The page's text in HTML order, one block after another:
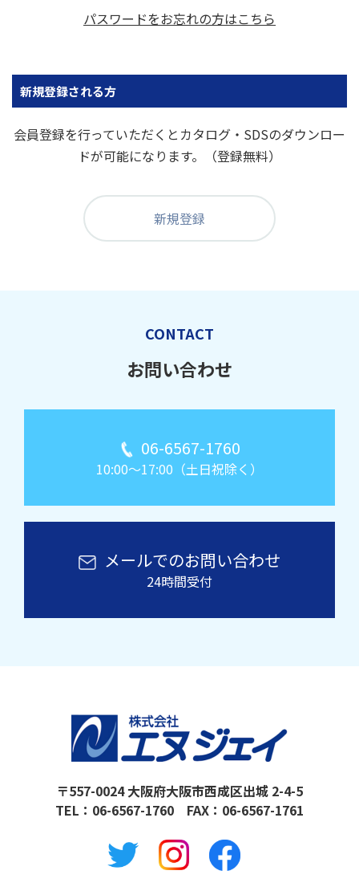
パスワードをお忘れの方はこちら
新規登録される方
会員登録を行っていただくとカタログ・SDSのダウンロー
ドが可能になります。（登録無料）
新規登録
CONTACT
お問い合わせ
06-6567-1760
10:00～17:00（土日祝除く）
メールでのお問い合わせ
24時間受付
〒557-0024 大阪府大阪市西成区出城 2-4-5
TEL： 06-6567-1760 FAX：06-6567-1761